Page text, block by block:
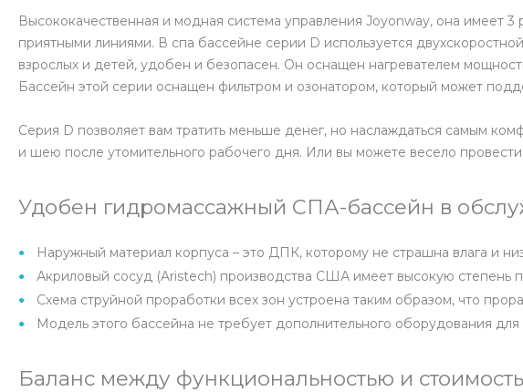
Высококачественная и модная система управления Joyonway, она имеет
приятными линиями. В спа бассейне серии D используется
взрослых и детей, удобен и безопасен. Он оснащен нагревателем
Бассейн этой серии оснащен фильтром и озонатором, который может
Серия D позволяет вам тратить меньше денег, но наслаждаться самым
и шею после утомительного рабочего дня. Или вы можете весело
Удобен гидромассажный СПА-бассейн в
Наружный материал корпуса – это ДПК, которому не страшна влага и
Акриловый сосуд (Aristech) производства США имеет высокую степень
Схема струйной проработки всех зон устроена таким образом, что
Модель этого бассейна не требует дополнительного оборудования для
Баланс между функциональностью и